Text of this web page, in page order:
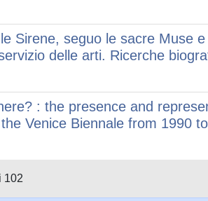
Sirene, seguo le sacre Muse
delle arti. Ricerche
: the presence and
Venice Biennale from 1990
102